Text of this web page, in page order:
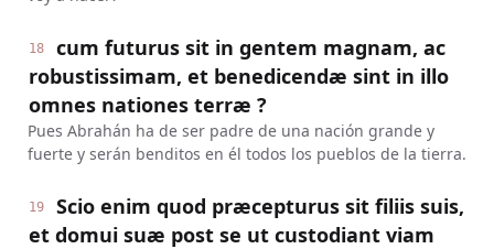
18
cum futurus sit in gentem magnam, ac
robustissimam, et benedicendæ sint in illo
omnes nationes terræ ?
Pues Abrahán ha de ser padre de una nación grande y
fuerte y serán benditos en él todos los pueblos de la tierra.
19
Scio enim quod præcepturus sit filiis suis,
et domui suæ post se ut custodiant viam